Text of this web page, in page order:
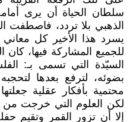
سلطان الحياة أن يرى
الذهبي بلا تردد، فاصطفت
يسرد هذا الأخير كل
للجميع المشاركة فيها، كان
السيّدة التي تسمى بـ:
بضوئه، لترفع بعدها
محتمية بأفكار عقلية
لكن العلوم التي خرجت من
إلا أن تزور القمر وتقيم